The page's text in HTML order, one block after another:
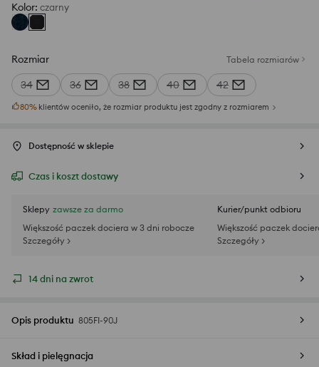
Kolor: czarny
Rozmiar Tabela rozmiarów
34 36 38 40 42
80% klientów oceniło, że rozmiar produktu jest zgodny z rozmiarem
Dostępność w sklepie
Czas i koszt dostawy
Sklepy zawsze za darmo
Większość paczek dociera w 3 dni robocze
Szczegóły >
Kurier/punkt odbioru
Większość paczek
Szczegóły >
14 dni na zwrot
Opis produktu 805FI-90J
Skład i pielęgnacja